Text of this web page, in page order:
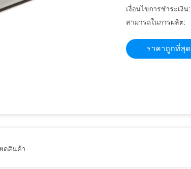
เงื่อนไขการชำระเงิน:
สามารถในการผลิต:
ราคาถูกที่สุด
ดสินค้า